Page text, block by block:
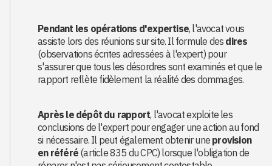
Pendant les opérations d'expertise, l'avocat vous
assiste lors des réunions sur site. Il formule des dires
(observations écrites adressées à l'expert) pour
s'assurer que tous les désordres sont examinés et que le
rapport reflète fidèlement la réalité des dommages.
Après le dépôt du rapport, l'avocat exploite les
conclusions de l'expert pour engager une action au fond
si nécessaire. Il peut également obtenir une provision
en référé (article 835 du CPC) lorsque l'obligation de